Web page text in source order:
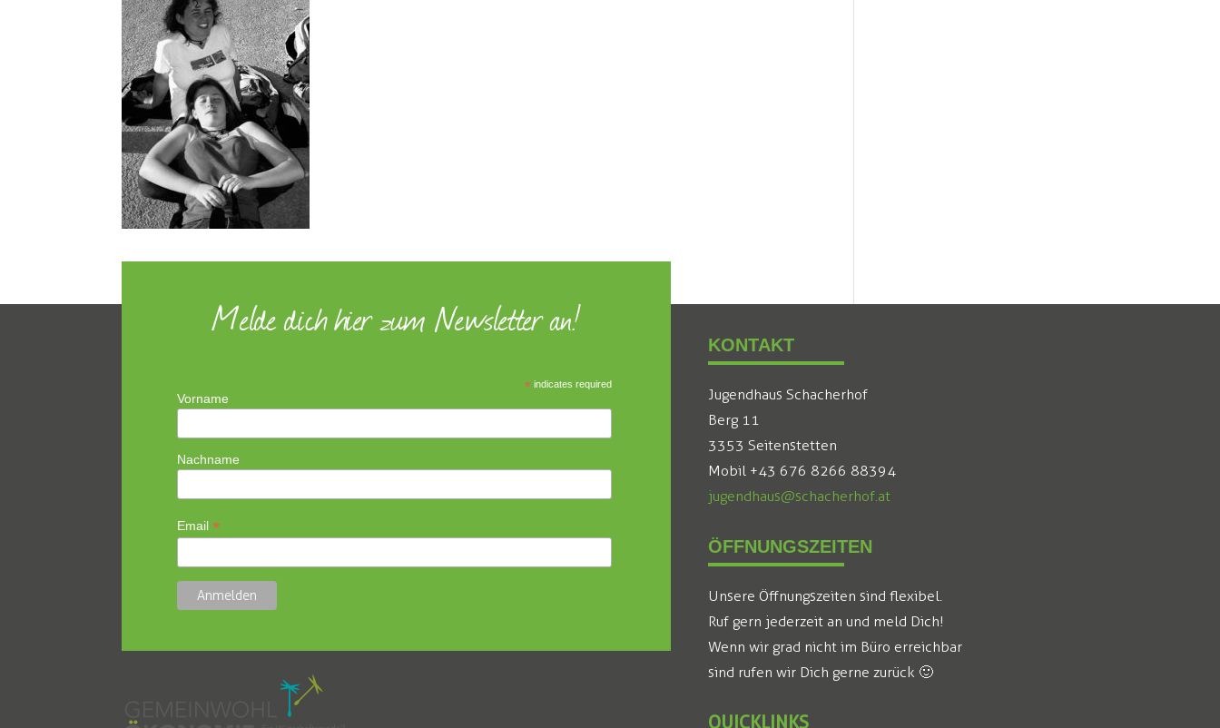
Melde dich hier zum Newsletter an!
* indicates required
Vorname
Nachname
Email *
KONTAKT
Jugendhaus Schacherhof
Berg 11
3353 Seitenstetten
Mobil +43 676 8266 88394
jugendhaus@schacherhof.at
ÖFFNUNGSZEITEN
Unsere Öffnungszeiten sind flexibel.
Ruf gern jederzeit an und meld Dich!
Wenn wir grad nicht im Büro erreichbar
sind rufen wir Dich gerne zurück 🙂
QUICKLINKS